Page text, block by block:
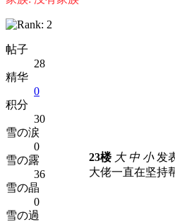
帖子
28
精华
0
积分
30
雪の涙
0
雪の露
36
雪の晶
0
雪の過
23楼 大 中 小发
大佬一直在坚持